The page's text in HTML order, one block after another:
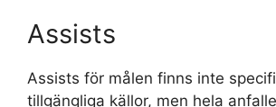
Assists
Assists för målen finns inte
tillgängliga källor, men hela